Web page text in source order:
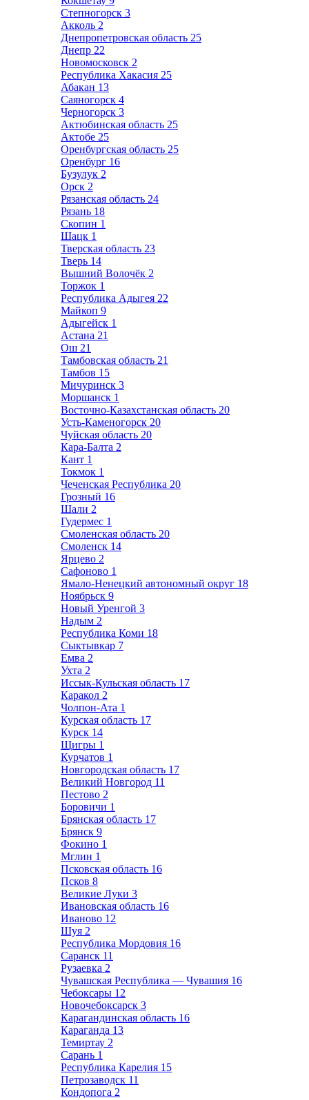
Степногорск 3
Акколь 2
Днепропетровская область 25
Днепр 22
Новомосковск 2
Республика Хакасия 25
Абакан 13
Саяногорск 4
Черногорск 3
Актюбинская область 25
Актобе 25
Оренбургская область 25
Оренбург 16
Бузулук 2
Орск 2
Рязанская область 24
Рязань 18
Скопин 1
Шацк 1
Тверская область 23
Тверь 14
Вышний Волочёк 2
Торжок 1
Республика Адыгея 22
Майкоп 9
Адыгейск 1
Астана 21
Ош 21
Тамбовская область 21
Тамбов 15
Мичуринск 3
Моршанск 1
Восточно-Казахстанская область 20
Усть-Каменогорск 20
Чуйская область 20
Кара-Балта 2
Кант 1
Токмок 1
Чеченская Республика 20
Грозный 16
Шали 2
Гудермес 1
Смоленская область 20
Смоленск 14
Ярцево 2
Сафоново 1
Ямало-Ненецкий автономный округ 18
Ноябрьск 9
Новый Уренгой 3
Надым 2
Республика Коми 18
Сыктывкар 7
Емва 2
Ухта 2
Иссык-Кульская область 17
Каракол 2
Чолпон-Ата 1
Курская область 17
Курск 14
Щигры 1
Курчатов 1
Новгородская область 17
Великий Новгород 11
Пестово 2
Боровичи 1
Брянская область 17
Брянск 9
Фокино 1
Мглин 1
Псковская область 16
Псков 8
Великие Луки 3
Ивановская область 16
Иваново 12
Шуя 2
Республика Мордовия 16
Саранск 11
Рузаевка 2
Чувашская Республика — Чувашия 16
Чебоксары 12
Новочебоксарск 3
Карагандинская область 16
Караганда 13
Темиртау 2
Сарань 1
Республика Карелия 15
Петрозаводск 11
Кондопога 2